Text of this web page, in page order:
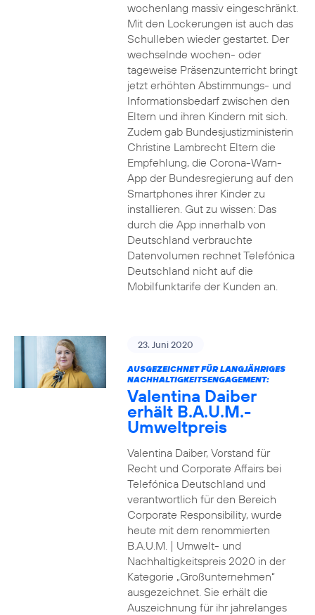
wochenlang massiv eingeschränkt.
Mit den Lockerungen ist auch das
Schulleben wieder gestartet. Der
wechselnde wochen- oder
tageweise Präsenzunterricht bringt
jetzt erhöhten Abstimmungs- und
Informationsbedarf zwischen den
Eltern und ihren Kindern mit sich.
Zudem gab Bundesjustizministerin
Christine Lambrecht Eltern die
Empfehlung, die Corona-Warn-
App der Bundesregierung auf den
Smartphones ihrer Kinder zu
installieren. Gut zu wissen: Das
durch die App innerhalb von
Deutschland verbrauchte
Datenvolumen rechnet Telefónica
Deutschland nicht auf die
Mobilfunktarife der Kunden an.
23. Juni 2020
AUSGEZEICHNET FÜR LANGJÄHRIGES
NACHHALTIGKEITSENGAGEMENT:
Valentina Daiber
erhält B.A.U.M.-
Umweltpreis
Valentina Daiber, Vorstand für
Recht und Corporate Affairs bei
Telefónica Deutschland und
verantwortlich für den Bereich
Corporate Responsibility, wurde
heute mit dem renommierten
B.A.U.M. | Umwelt- und
Nachhaltigkeitspreis 2020 in der
Kategorie „Großunternehmen“
ausgezeichnet. Sie erhält die
Auszeichnung für ihr jahrelanges